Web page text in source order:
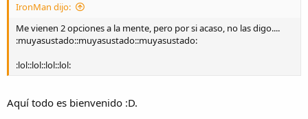
IronMan dijo:
Me vienen 2 opciones a la mente, pero por si acaso, no las digo....
:muyasustado::muyasustado::muyasustado:
:lol::lol::lol::lol:
Aquí todo es bienvenido :D.